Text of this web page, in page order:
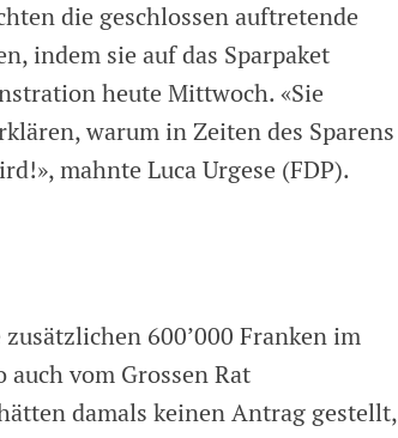
die geschlossen auftretende
indem sie auf das Sparpaket
heute Mittwoch. «Sie
warum in Zeiten des Sparens
mahnte Luca Urgese (FDP).
600’000 Franken im
vom Grossen Rat
damals keinen Antrag gestellt,